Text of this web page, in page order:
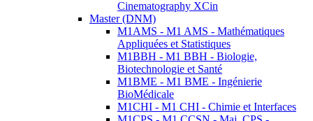
Cinematography XCin
Master (DNM)
M1AMS - M1 AMS - Mathématiques
Appliquées et Statistiques
M1BBH - M1 BBH - Biologie,
Biotechnologie et Santé
M1BME - M1 BME - Ingénierie
BioMédicale
M1CHI - M1 CHI - Chimie et Interfaces